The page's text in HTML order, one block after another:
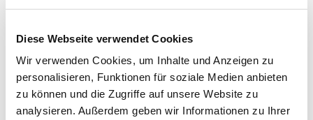
Diese Webseite verwendet Cookies
Wir verwenden Cookies, um Inhalte und Anzeigen zu
personalisieren, Funktionen für soziale Medien anbieten
zu können und die Zugriffe auf unsere Website zu
analysieren. Außerdem geben wir Informationen zu Ihrer